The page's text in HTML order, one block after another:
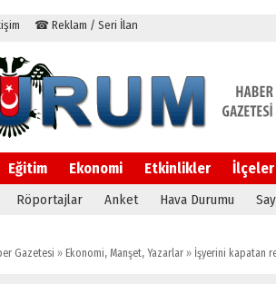
☎ Reklam / Seri İlan
Eğitim Ekonomi Etkinlikler İlçeler
Röportajlar Anket Hava Durumu
Gazetesi » Ekonomi, Manşet, Yazarlar »İşyerini kapatan